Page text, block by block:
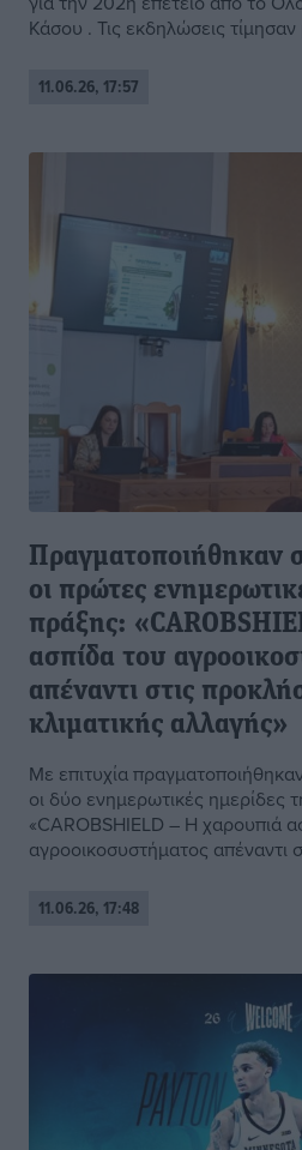
Κάσου . Τις εκδηλώσεις τίμησαν
11.06.26, 17:57
Πραγματοποιήθηκαν
οι πρώτες
πράξης:
ασπίδα του
απέναντι στις
κλιματικής αλλαγής»
Με επιτυχία
οι δύο ενημερωτικές ημερίδες
«CAROBSHIELD – Η χαρουπιά
αγροοικοσυστήματος απέναντι
11.06.26, 17:48